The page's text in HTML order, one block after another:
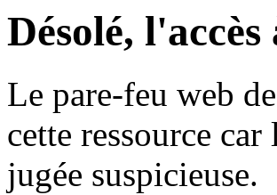
Désolé,
Le pare-feu web
cette ressource
jugée suspicieuse.